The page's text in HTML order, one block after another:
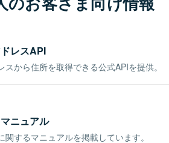
レスAPI
から住所を取得できる公式APIを提供。
ニュアル
するマニュアルを掲載しています。